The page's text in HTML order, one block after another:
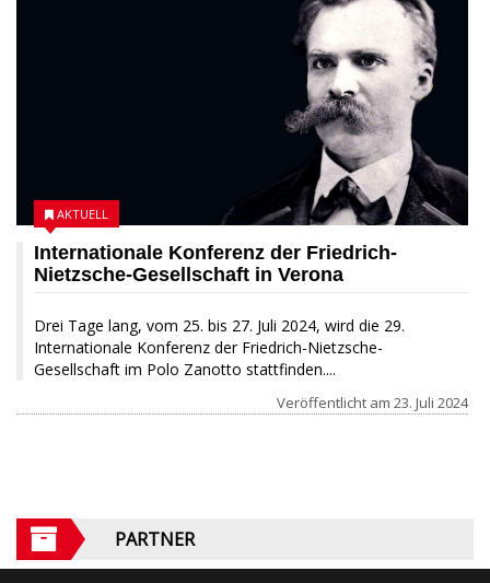
Internationale Konferenz der Friedrich-
Nietzsche-Gesellschaft in Verona
Drei Tage lang, vom 25. bis 27. Juli 2024, wird die 29.
Internationale Konferenz der Friedrich-Nietzsche-
Gesellschaft im Polo Zanotto stattfinden....
AKTUELL
Veröffentlicht am 23. Juli 2024
PARTNER